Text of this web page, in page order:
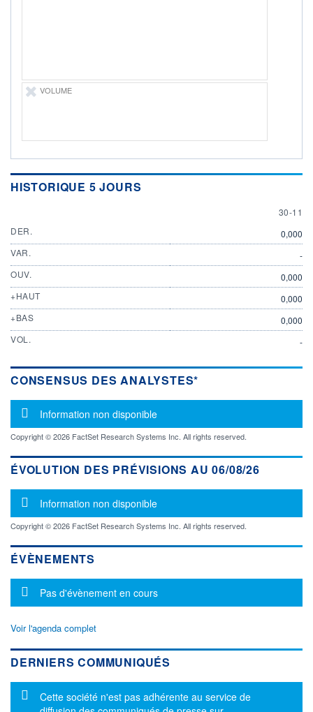
VOLUME
HISTORIQUE 5 JOURS
30
30-11
DER.
0,000
VAR.
-
OUV.
0,000
+HAUT
0,000
+BAS
0,000
VOL.
-
CONSENSUS DES ANALYSTES*
Message d'information
Information non disponible
Copyright © 2026 FactSet Research Systems Inc. All rights reserved.
ÉVOLUTION DES PRÉVISIONS AU 06/08/26
Message d'information
Information non disponible
Copyright © 2026 FactSet Research Systems Inc. All rights reserved.
ÉVÈNEMENTS
Message d'information
Pas d'évènement en cours
Voir l'agenda complet
DERNIERS COMMUNIQUÉS
Message d'information
Cette société n'est pas adhérente au service de